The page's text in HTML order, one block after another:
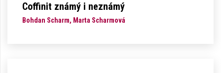
Coffinit známý i neznámý
Bohdan Scharm, Marta Scharmová